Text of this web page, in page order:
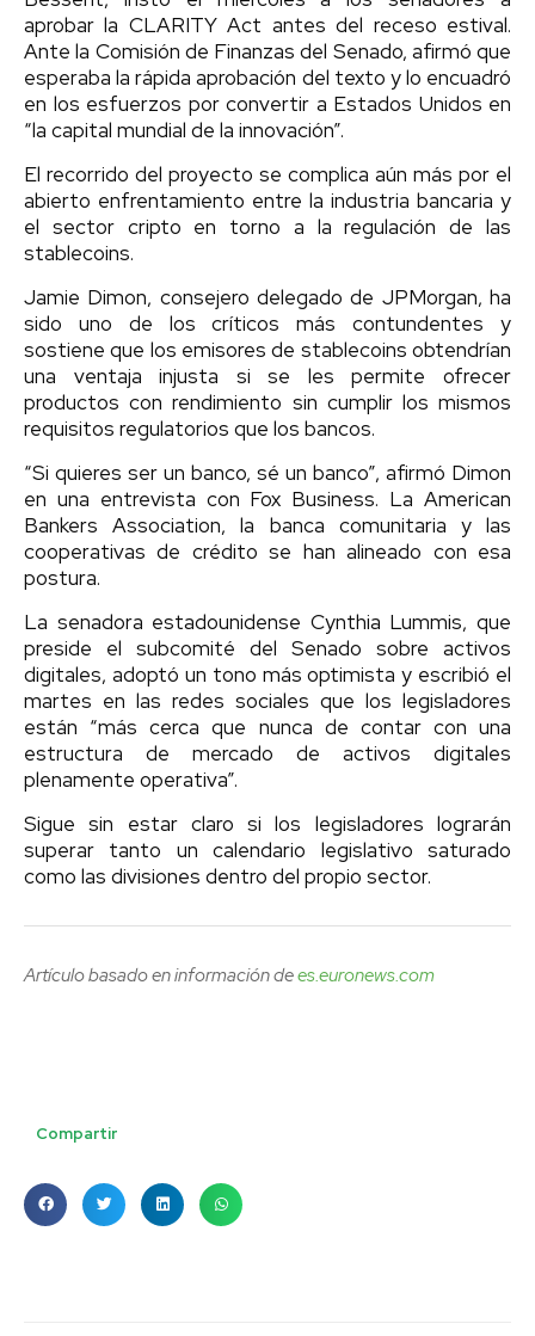
aprobar la CLARITY Act antes del receso estival.
Ante la Comisión de Finanzas del Senado, afirmó que
esperaba la rápida aprobación del texto y lo encuadró
en los esfuerzos por convertir a Estados Unidos en
“la capital mundial de la innovación”.
El recorrido del proyecto se complica aún más por el
abierto enfrentamiento entre la industria bancaria y
el sector cripto en torno a la regulación de las
stablecoins.
Jamie Dimon, consejero delegado de JPMorgan, ha
sido uno de los críticos más contundentes y
sostiene que los emisores de stablecoins obtendrían
una ventaja injusta si se les permite ofrecer
productos con rendimiento sin cumplir los mismos
requisitos regulatorios que los bancos.
“Si quieres ser un banco, sé un banco”, afirmó Dimon
en una entrevista con Fox Business. La American
Bankers Association, la banca comunitaria y las
cooperativas de crédito se han alineado con esa
postura.
La senadora estadounidense Cynthia Lummis, que
preside el subcomité del Senado sobre activos
digitales, adoptó un tono más optimista y escribió el
martes en las redes sociales que los legisladores
están “más cerca que nunca de contar con una
estructura de mercado de activos digitales
plenamente operativa”.
Sigue sin estar claro si los legisladores lograrán
superar tanto un calendario legislativo saturado
como las divisiones dentro del propio sector.
Artículo basado en información dees.euronews.com
Compartir